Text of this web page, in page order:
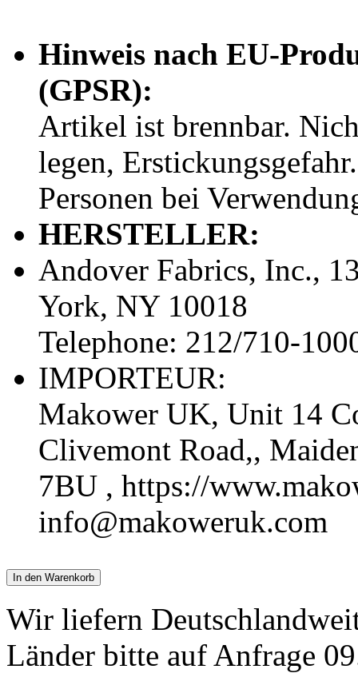
Hinweis nach EU-
(GPSR):
Artikel ist brennbar.
legen,
Personen bei
HERSTELLER:
Andover Fabrics, Inc.,
York, NY 10018
Telephone: 212/710-
IMPORTEUR:
Makower UK, Unit 14
Clivemont Road,,
7BU , https://
info@makoweruk.com
In den Warenkorb
Wir liefern
Länder bitte auf Anfrage